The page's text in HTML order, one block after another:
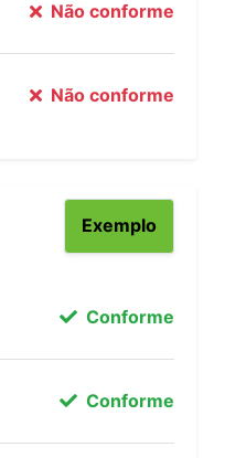
Não conforme
Não conforme
Exemplo
Conforme
Conforme